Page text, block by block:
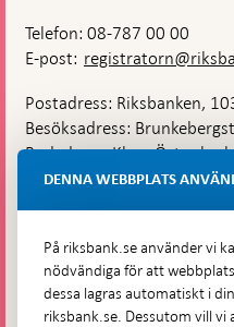
Telefon: 08-787 00 00
E-post:
Postadress: Riksbanken,
Besöksadress:
Budadress: Klara Östra
Lastplats 6
Hitta direkt
DENNA WEBBPLATS
På riksbank.se använder vi
nödvändiga för att
dessa lagras automatiskt i
riksbank.se. Dessutom vill vi